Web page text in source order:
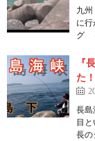
九
に
グ
『
た！
長島
目
長の